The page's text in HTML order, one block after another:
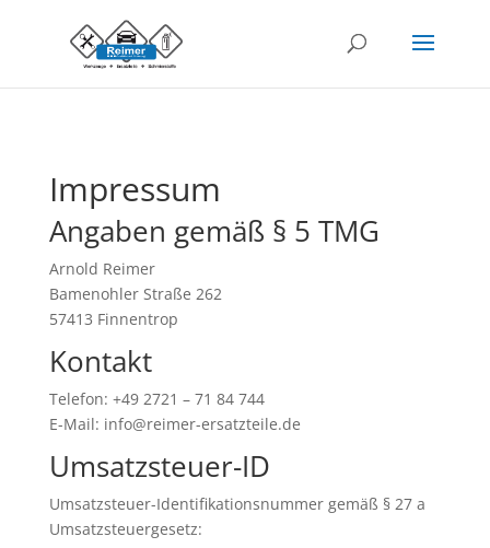
Impressum
Angaben gemäß § 5 TMG
Arnold Reimer
Bamenohler Straße 262
57413 Finnentrop
Kontakt
Telefon: +49 2721 – 71 84 744
E-Mail: info@reimer-ersatzteile.de
Umsatzsteuer-ID
Umsatzsteuer-Identifikationsnummer gemäß § 27 a
Umsatzsteuergesetz: